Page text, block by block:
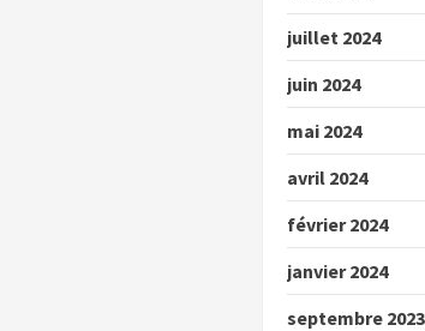
juillet 2024
juin 2024
mai 2024
avril 2024
février 2024
janvier 2024
septembre 2023